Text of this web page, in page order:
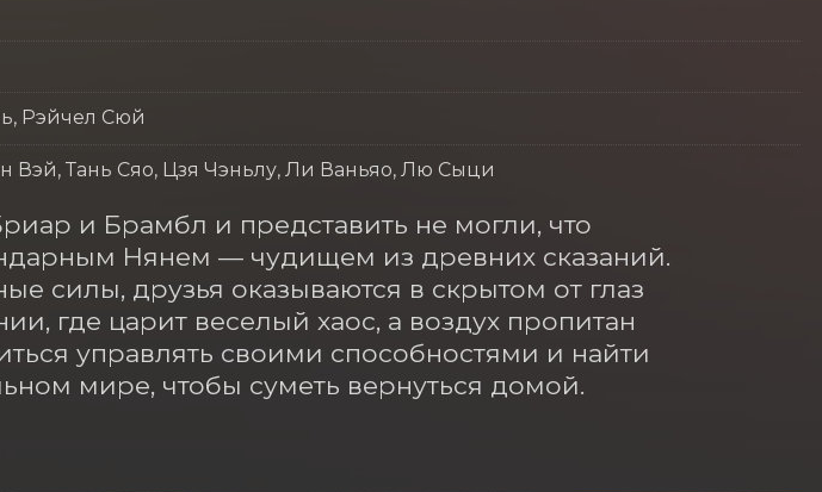
Рэйчел Сюй
Тань Сяо, Цзя Чэньлу, Ли Ваньяо, Лю Сыци
и Брамбл и представить не могли, что
Нянем — чудищем из древних сказаний.
силы, друзья оказываются в скрытом от глаз
где царит веселый хаос, а воздух пропитан
управлять своими способностями и найти
мире, чтобы суметь вернуться домой.